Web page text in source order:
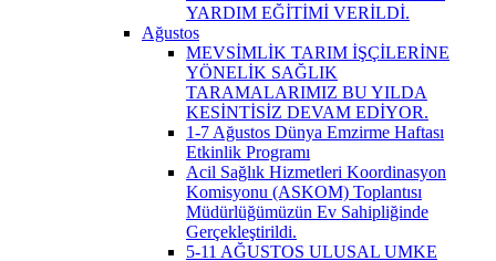
YARDIM EĞİTİMİ VERİLDİ.
Ağustos
MEVSİMLİK TARIM İŞÇİLERİNE
YÖNELİK SAĞLIK
TARAMALARIMIZ BU YILDA
KESİNTİSİZ DEVAM EDİYOR.
1-7 Ağustos Dünya Emzirme Haftası
Etkinlik Programı
Acil Sağlık Hizmetleri Koordinasyon
Komisyonu (ASKOM) Toplantısı
Müdürlüğümüzün Ev Sahipliğinde
Gerçekleştirildi.
5-11 AĞUSTOS ULUSAL UMKE